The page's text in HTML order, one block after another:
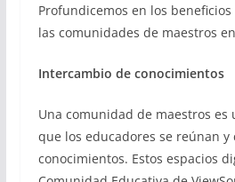
Profundicemos en los
las comunidades de maestros
Intercambio de conocimientos
Una comunidad de maestros
que los educadores se reúnan y
conocimientos. Estos espacios